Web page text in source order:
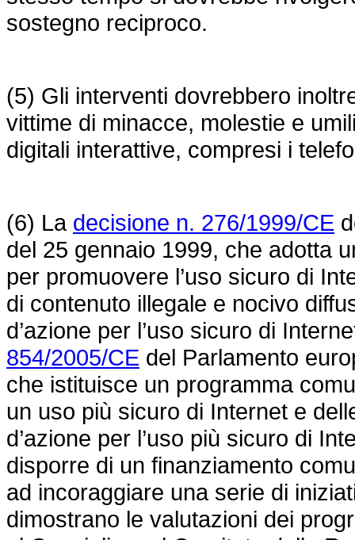
sostegno reciproco.
(5) Gli interventi dovrebbero
vittime di minacce, molestie e
digitali interattive, compresi i
(6) La decisione n. 276/1999/CE
del 25 gennaio 1999, che adotta
per promuovere l’uso sicuro di
di contenuto illegale e nocivo
d’azione per l’uso sicuro di
854/2005/CE del Parlamento
che istituisce un programma
un uso più sicuro di Internet e
d’azione per l’uso più sicuro di
disporre di un finanziamento
ad incoraggiare una serie di
dimostrano le valutazioni dei